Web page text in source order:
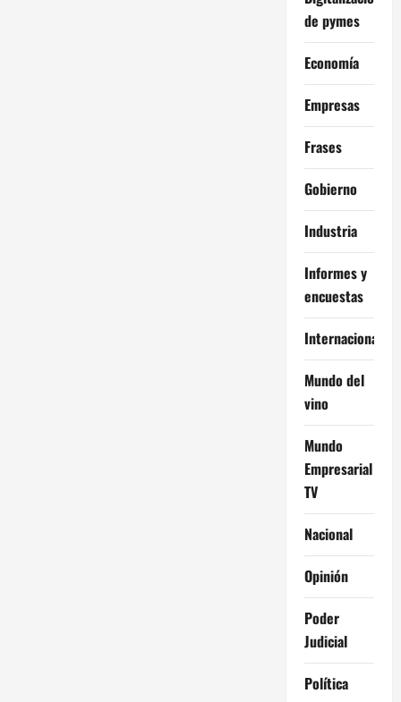
de pymes
Economía
Empresas
Frases
Gobierno
Industria
Informes y
encuestas
Internacional
Mundo del
vino
Mundo
Empresarial
TV
Nacional
Opinión
Poder
Judicial
Política